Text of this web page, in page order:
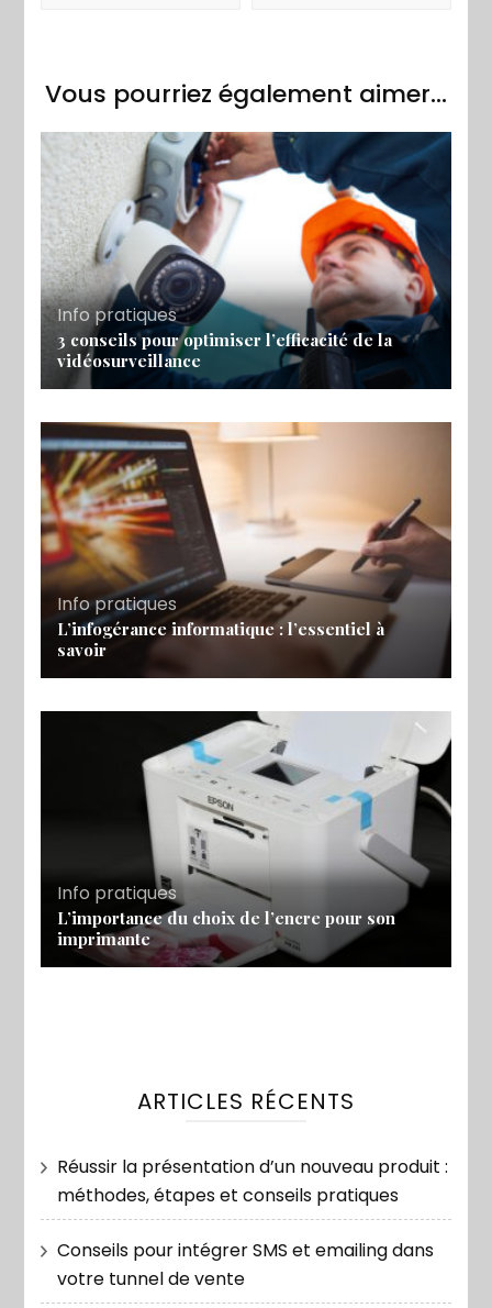
Vous pourriez également aimer...
Info pratiques
3 conseils pour optimiser l’efficacité de la
vidéosurveillance
Info pratiques
L’infogérance informatique : l’essentiel à
savoir
Info pratiques
L’importance du choix de l’encre pour son
imprimante
ARTICLES RÉCENTS
Réussir la présentation d’un nouveau produit :
méthodes, étapes et conseils pratiques
Conseils pour intégrer SMS et emailing dans
votre tunnel de vente